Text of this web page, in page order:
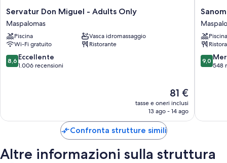
Servatur
Don
Miguel
-
Adults
Only
Maspalomas
Servatur Don Miguel - Adults Only
Maspalomas
Piscina
Vasca idromassaggio
Wi-Fi gratuito
Ristorante
8.6
su
8,6 Eccellente
1.006 recensioni
Il
prezzo
attuale
81 €
tasse e oneri inclusi
13 ago - 14 ago
Sanom
Beach
Resort
-
Adults
Only
Piscina
9.0
su
9,0
548
Confronta strutture simili
Altre informazioni sulla struttura